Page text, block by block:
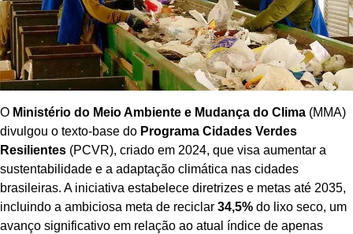
O Ministério do Meio Ambiente e Mudança do Clima (MMA)
divulgou o texto-base do Programa Cidades Verdes
Resilientes (PCVR), criado em 2024, que visa aumentar a
sustentabilidade e a adaptação climática nas cidades
brasileiras. A iniciativa estabelece diretrizes e metas até 2035,
incluindo a ambiciosa meta de reciclar 34,5% do lixo seco, um
avanço significativo em relação ao atual índice de apenas